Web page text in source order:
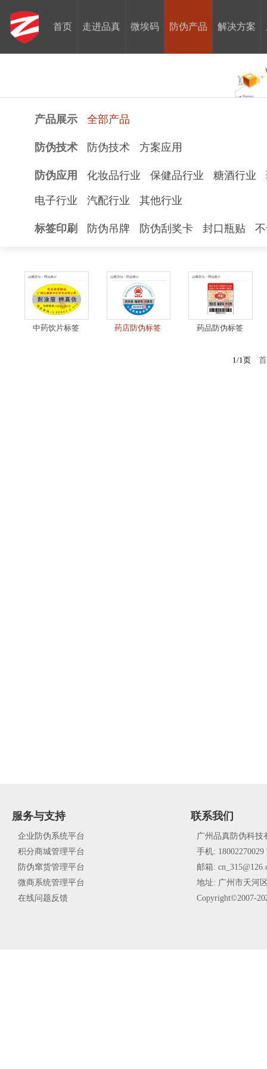
首页 走进品真 微埃码 防伪产品 解决方案
产品展示 全部产品
防伪技术 防伪技术 方案应用
防伪应用 化妆品行业 保健品行业 糖酒行业
电子行业 汽配行业 其他行业
标签印刷 防伪吊牌 防伪刮奖卡 封口瓶贴
中药饮片标签 药店防伪标签 药品防伪标签
1/1页
服务与支持
企业防伪系统平台
积分商城管理平台
防伪窜货管理平台
微商系统管理平台
在线问题反馈
联系我们
广州品真防伪科技
手机: 18002270029
邮箱:
地址: 广州市天河
Copyright©2007-